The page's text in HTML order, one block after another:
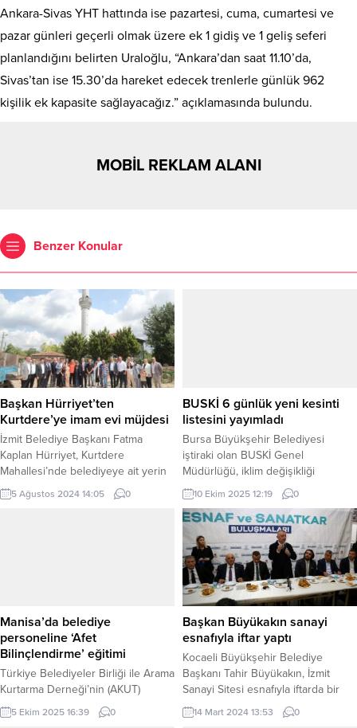
Ankara-Sivas YHT hattında ise pazartesi, cuma, cumartesi ve
pazar günleri geçerli olmak üzere ek 1 gidiş ve 1 geliş seferi
planlandığını belirten Uraloğlu, “Ankara’dan saat 11.10’da,
Sivas’tan ise 15.30’da hareket edecek trenlerle günlük 962
kişilik ek kapasite sağlayacağız.” açıklamasında bulundu.
MOBİL REKLAM ALANI
Benzer Konular
Başkan Hürriyet’ten
Kurtdere’ye imam evi müjdesi
İzmit Belediye Başkanı Fatma
Kaplan Hürriyet, Kurtdere
Mahallesi’nde belediyeye ait yerin
imam evi yapılması adına tahsis
edileceğinin sözünü verdi KOCAELİ
Fidan Çiftlik, Akmeşe Cumhuriyet
Mahalle...
5 Ağustos 2024 14:05 0
BUSKİ 6 günlük yeni kesinti
listesini yayımladı
Bursa Büyükşehir Belediyesi
iştiraki olan BUSKİ Genel
Müdürlüğü, iklim değişikliği
neticesinde ortaya çıkan kuraklık
sonucu su kaynaklarının azalması
ve baraj doluluk oranlarının kritik
seviyeye düşmesi sebebiyle 10
Ekim-16 Ekim tarihleri arasındaki
yapacağı su kesintilerini duyurdu.
BURSA (İGFA) – Bursa Su ve
Kanalizasyon İdaresi (BUSKİ),
şehirdeki su rezervlerinin
korunması amacıyla dönüşümlü...
10 Ekim 2025 12:19 0
Manisa’da belediye
personeline ‘Afet
Bilinçlendirme’ eğitimi
Türkiye Belediyeler Birliği ile Arama
Kurtarma Derneği’nin (AKUT)
ortaklaşa düzenlediği eğitim
programında Manisa Büyükşehir
5 Ekim 2025 16:39 0
Başkan Büyükakın sanayi
esnafıyla iftar yaptı
Kocaeli Büyükşehir Belediye
Başkanı Tahir Büyükakın, İzmit
Sanayi Sitesi esnafıyla iftarda bir
araya geldi. KOCAELİ (İGFA) –
Kocaeli Büyükşehir Belediye
14 Mart 2024 13:53 0